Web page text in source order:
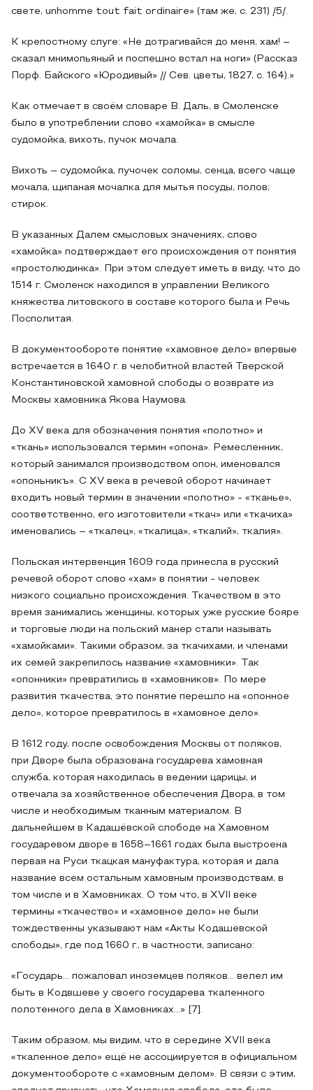
свете, unhomme tout fait ordinaire» (там же, с. 231) /5/.
К крепостному слуге: «Не дотрагивайся до меня, хам! –
сказал мнимопьяный и поспешно встал на ноги» (Рассказ
Порф. Байского «Юродивый» // Сев. цветы, 1827, с. 164).»
Как отмечает в своём словаре В. Даль, в Смоленске
было в употреблении слово «хамойка» в смысле
судомойка, вихоть, пучок мочала.
Вихоть – судомойка, пучочек соломы, сенца, всего чаще
мочала, щипаная мочалка для мытья посуды, полов;
стирок.
В указанных Далем смысловых значениях, слово
«хамойка» подтверждает его происхождения от понятия
«простолюдинка». При этом следует иметь в виду, что до
1514 г. Смоленск находился в управлении Великого
княжества литовского в составе которого была и Речь
Посполитая.
В документообороте понятие «хамовное дело» впервые
встречается в 1640 г. в челобитной властей Тверской
Константиновской хамовной слободы о возврате из
Москвы хамовника Якова Наумова.
До XV века для обозначения понятия «полотно» и
«ткань» использовался термин «опона». Ремесленник,
который занимался производством опон, именовался
«опоньникъ». С XV века в речевой оборот начинает
входить новый термин в значении «полотно» - «тканье»,
соответственно, его изготовители «ткач» или «ткачиха»
именовались – «ткалец», «ткалица», «ткалий», ткалия».
Польская интервенция 1609 года принесла в русский
речевой оборот слово «хам» в понятии - человек
низкого социально происхождения. Ткачеством в это
время занимались женщины, которых уже русские бояре
и торговые люди на польский манер стали называть
«хамойками». Такими образом, за ткачихами, и членами
их семей закрепилось название «хамовники». Так
«опонники» превратились в «хамовников». По мере
развития ткачества, это понятие перешло на «опонное
дело», которое превратилось в «хамовное дело».
В 1612 году, после освобождения Москвы от поляков,
при Дворе была образована государева хамовная
служба, которая находилась в ведении царицы, и
отвечала за хозяйственное обеспечения Двора, в том
числе и необходимым тканным материалом. В
дальнейшем в Кадашёвской слободе на Хамовном
государевом дворе в 1658–1661 годах была выстроена
первая на Руси ткацкая мануфактура, которая и дала
название всем остальным хамовным производствам, в
том числе и в Хамовниках. О том что, в XVII веке
термины «ткачество» и «хамовное дело» не были
тождественны указывают нам «Акты Кодашевской
слободы», где под 1660 г., в частности, записано:
«Государь… пожаловал иноземцев поляков… велел им
быть в Кодвшеве у своего государева ткаленного
полотенного дела в Хамовниках…» [7].
Таким образом, мы видим, что в середине XVII века
«ткаленное дело» ещё не ассоциируется в официальном
документообороте с «хамовным делом». В связи с этим,